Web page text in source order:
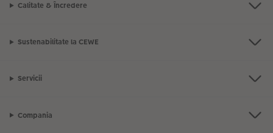
Calitate & Încredere
Sustenabilitate la CEWE
Servicii
Compania